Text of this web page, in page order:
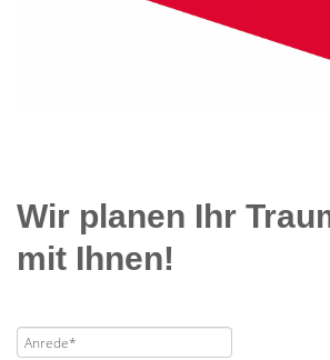
Wir planen Ihr
mit Ihnen!